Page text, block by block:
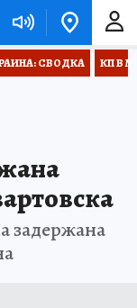
СВОДКА КП В
задержана